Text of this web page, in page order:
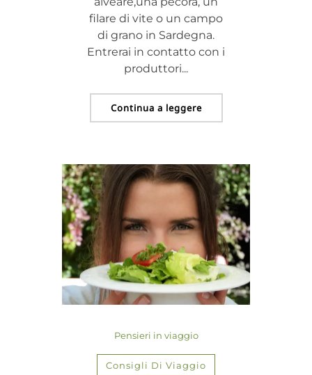
filare di vite o un campo
di grano in Sardegna.
Entrerai in contatto con i
produttori...
Continua a leggere
Pensieri in viaggio
Consigli Di Viaggio